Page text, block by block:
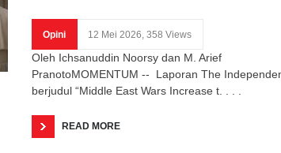
Opini 12 Mei 2026, 358 Views
Oleh Ichsanuddin Noorsy dan M. Arief
PranotoMOMENTUM -- Laporan The
berjudul “Middle East Wars Increase t. . . .
READ MORE